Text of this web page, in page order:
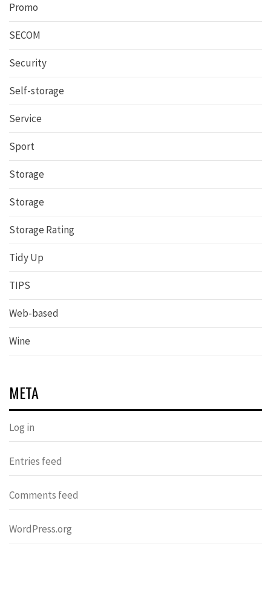
Promo
SECOM
Security
Self-storage
Service
Sport
Storage
Storage
Storage Rating
Tidy Up
TIPS
Web-based
Wine
META
Log in
Entries feed
Comments feed
WordPress.org